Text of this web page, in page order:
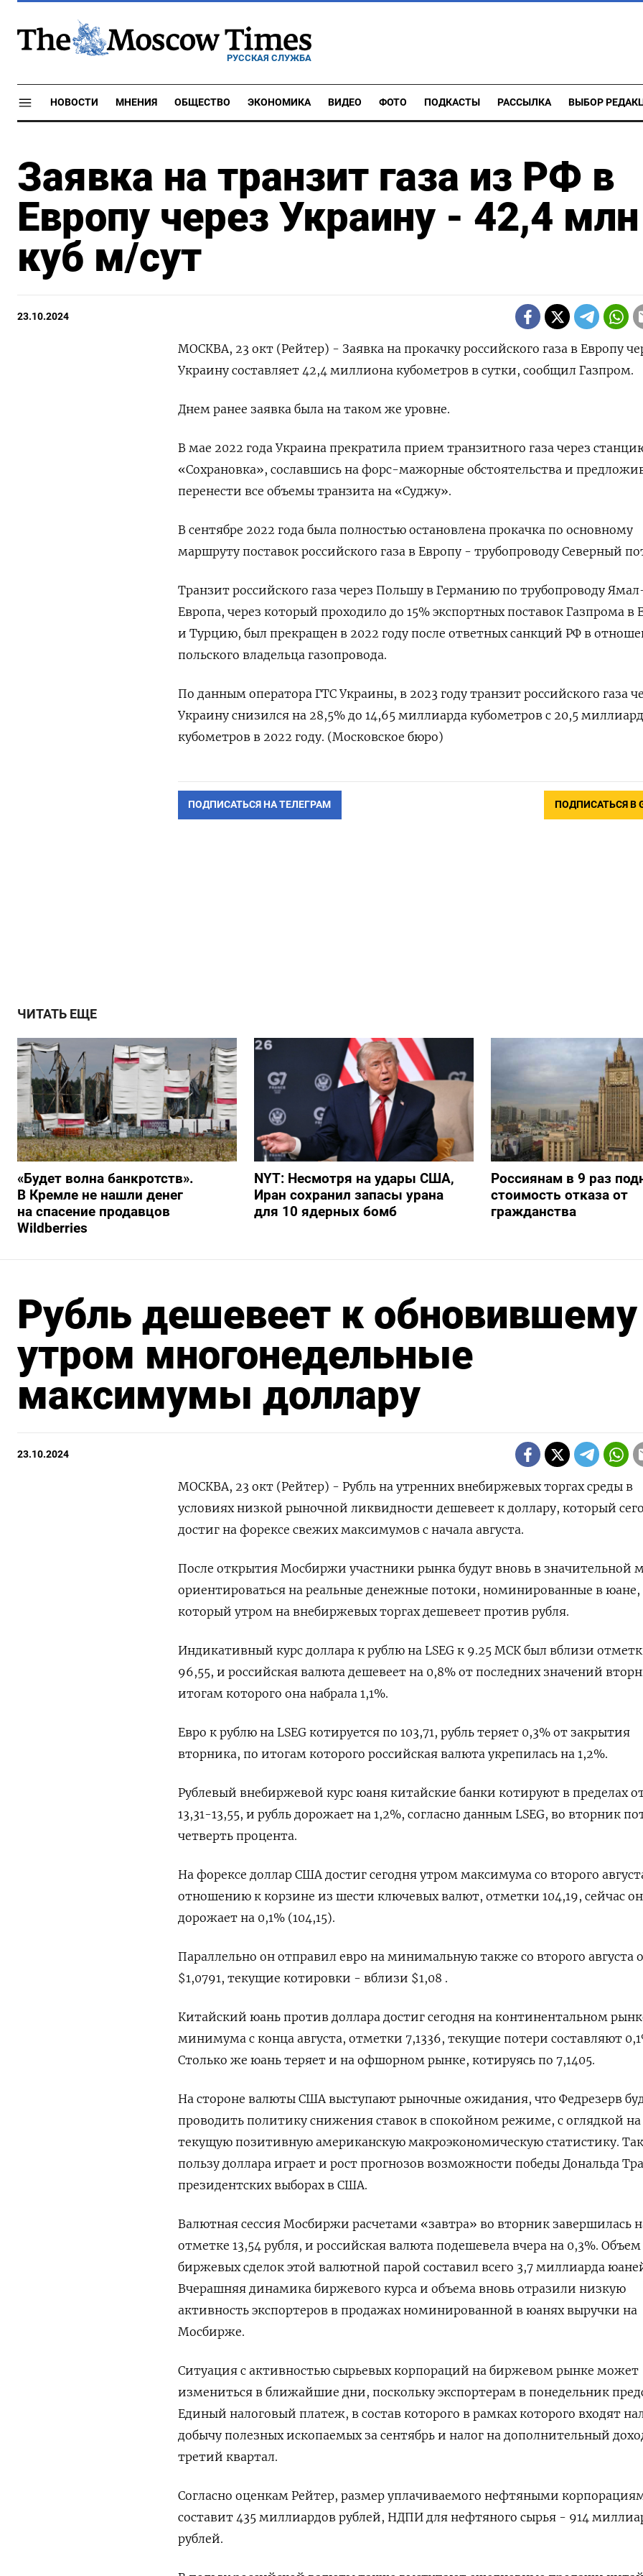
РУССКАЯ СЛУЖБА
НОВОСТИ МНЕНИЯ ОБЩЕСТВО ЭКОНОМИКА ВИДЕО ФОТО ПОДКАСТЫ РАССЫЛКА ВЫБОР
Заявка на транзит газа из РФ в
Европу через Украину - 42,4 млн
куб м/сут
23.10.2024
МОСКВА, 23 окт (Рейтер) - Заявка на прокачку российского газа в Европу
Украину составляет 42,4 миллиона кубометров в сутки, сообщил Газпром.
Днем ранее заявка была на таком же уровне.
В мае 2022 года Украина прекратила прием транзитного газа через
«Сохрановка», сославшись на форс-мажорные обстоятельства и
перенести все объемы транзита на «Суджу».
В сентябре 2022 года была полностью остановлена прокачка по основному
маршруту поставок российского газа в Европу - трубопроводу Северный
Транзит российского газа через Польшу в Германию по трубопроводу
Европа, через который проходило до 15% экспортных поставок Газпрома в
и Турцию, был прекращен в 2022 году после ответных санкций РФ в
польского владельца газопровода.
По данным оператора ГТС Украины, в 2023 году транзит российского газа
Украину снизился на 28,5% до 14,65 миллиарда кубометров с 20,5
кубометров в 2022 году. (Московское бюро)
ПОДПИСАТЬСЯ НА ТЕЛЕГРАМ ПОДПИСАТЬСЯ В
ЧИТАТЬ ЕЩЕ
«Будет волна банкротств».
В Кремле не нашли денег
на спасение продавцов
Wildberries
NYT: Несмотря на удары США,
Иран сохранил запасы урана
для 10 ядерных бомб
Россиянам в 9 раз
стоимость отказа от
гражданства
Рубль дешевеет к обновившему
утром многонедельные
максимумы доллару
23.10.2024
МОСКВА, 23 окт (Рейтер) - Рубль на утренних внебиржевых торгах среды в
условиях низкой рыночной ликвидности дешевеет к доллару, который
достиг на форексе свежих максимумов с начала августа.
После открытия Мосбиржи участники рынка будут вновь в значительной
ориентироваться на реальные денежные потоки, номинированные в юане,
который утром на внебиржевых торгах дешевеет против рубля.
Индикативный курс доллара к рублю на LSEG к 9.25 МСК был вблизи
96,55, и российская валюта дешевеет на 0,8% от последних значений
итогам которого она набрала 1,1%.
Евро к рублю на LSEG котируется по 103,71, рубль теряет 0,3% от закрытия
вторника, по итогам которого российская валюта укрепилась на 1,2%.
Рублевый внебиржевой курс юаня китайские банки котируют в пределах
13,31-13,55, и рубль дорожает на 1,2%, согласно данным LSEG, во вторник
четверть процента.
На форексе доллар США достиг сегодня утром максимума со второго
отношению к корзине из шести ключевых валют, отметки 104,19, сейчас он
дорожает на 0,1% (104,15).
Параллельно он отправил евро на минимальную также со второго августа
$1,0791, текущие котировки - вблизи $1,08 .
Китайский юань против доллара достиг сегодня на континентальном
минимума с конца августа, отметки 7,1336, текущие потери составляют
Столько же юань теряет и на офшорном рынке, котируясь по 7,1405.
На стороне валюты США выступают рыночные ожидания, что Федрезерв
проводить политику снижения ставок в спокойном режиме, с оглядкой на
текущую позитивную американскую макроэкономическую статистику.
пользу доллара играет и рост прогнозов возможности победы Дональда
президентских выборах в США.
Валютная сессия Мосбиржи расчетами «завтра» во вторник завершилась
отметке 13,54 рубля, и российская валюта подешевела вчера на 0,3%. Объем
биржевых сделок этой валютной парой составил всего 3,7 миллиарда
Вчерашняя динамика биржевого курса и объема вновь отразили низкую
активность экспортеров в продажах номинированной в юанях выручки на
Мосбирже.
Ситуация с активностью сырьевых корпораций на биржевом рынке может
измениться в ближайшие дни, поскольку экспортерам в понедельник
Единый налоговый платеж, в состав которого в рамках которого входят
добычу полезных ископаемых за сентябрь и налог на дополнительный
третий квартал.
Согласно оценкам Рейтер, размер уплачиваемого нефтяными
составит 435 миллиардов рублей, НДПИ для нефтяного сырья - 914
рублей.